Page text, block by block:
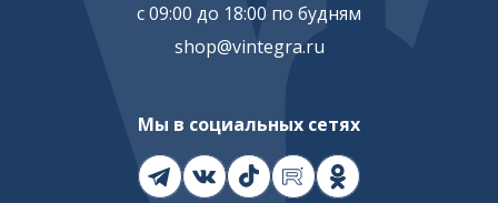
с 09:00 до 18:00 по будням
shop@vintegra.ru
Мы в социальных сетях